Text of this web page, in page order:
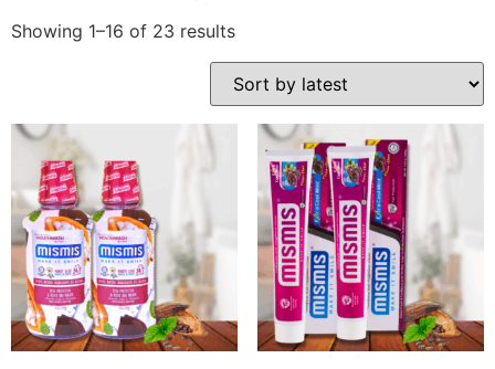
Showing 1–16 of 23 results